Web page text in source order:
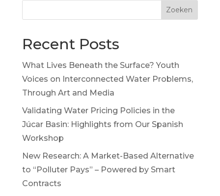
Zoeken
Recent Posts
What Lives Beneath the Surface? Youth
Voices on Interconnected Water Problems,
Through Art and Media
Validating Water Pricing Policies in the
Júcar Basin: Highlights from Our Spanish
Workshop
New Research: A Market-Based Alternative
to “Polluter Pays” – Powered by Smart
Contracts